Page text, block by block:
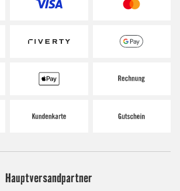
Hauptversandpartner